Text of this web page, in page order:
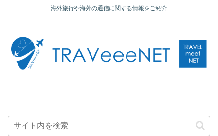
海外旅行や海外の通信に関する情報をご紹介